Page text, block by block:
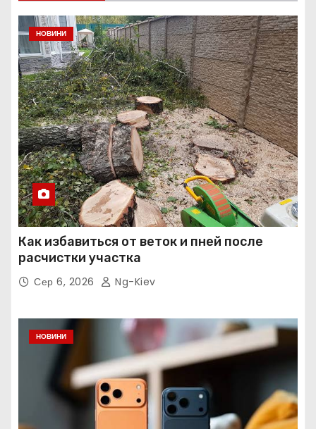
НОВИНИ
Как избавиться от веток и пней после
расчистки участка
Сер 6, 2026 Ng-Kiev
НОВИНИ